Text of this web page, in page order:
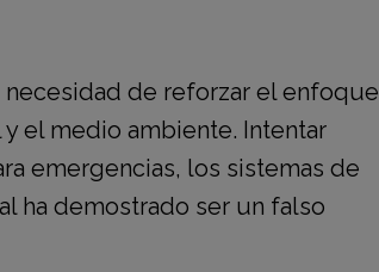
necesidad de reforzar el enfoque
el medio ambiente. Intentar
emergencias, los sistemas de
ha demostrado ser un falso